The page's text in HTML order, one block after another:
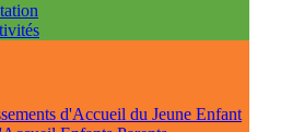
d'Accueil du Jeune Enfant